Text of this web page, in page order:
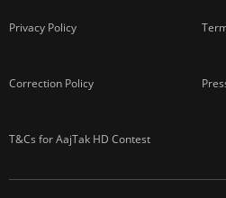
Privacy Policy
Correction Policy
T&Cs for AajTak HD Contest